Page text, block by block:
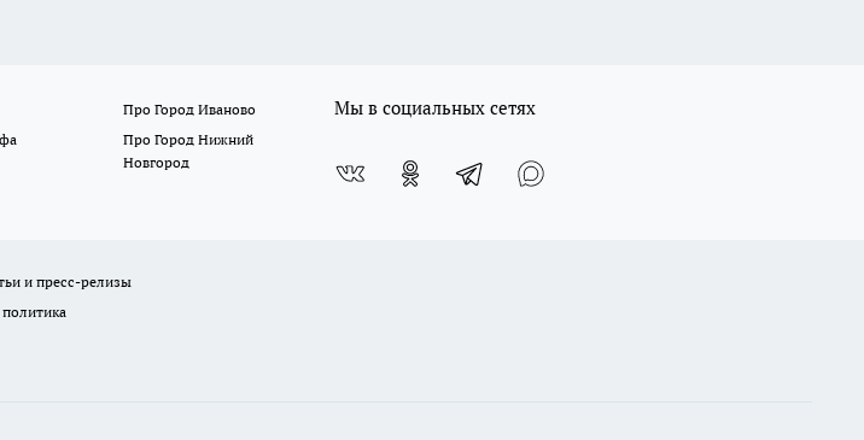
Про Город Иваново
Про Город Нижний
Новгород
Мы в социальных сетях
и пресс-релизы